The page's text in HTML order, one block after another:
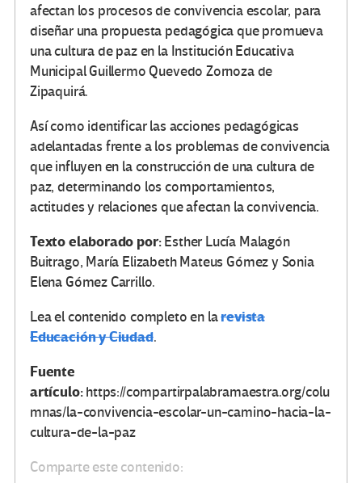
afectan los procesos de convivencia escolar, para
diseñar una propuesta pedagógica que promueva
una cultura de paz en la Institución Educativa
Municipal Guillermo Quevedo Zornoza de
Zipaquirá.
Así como identificar las acciones pedagógicas
adelantadas frente a los problemas de convivencia
que influyen en la construcción de una cultura de
paz, determinando los comportamientos,
actitudes y relaciones que afectan la convivencia.
Texto elaborado por:Esther Lucía Malagón
Buitrago, María Elizabeth Mateus Gómez y Sonia
Elena Gómez Carrillo.
Lea el contenido completo en larevista
Educación y Ciudad.
Fuente
artículo:https://compartirpalabramaestra.org/colu
mnas/la-convivencia-escolar-un-camino-hacia-la-
cultura-de-la-paz
Comparte este contenido: